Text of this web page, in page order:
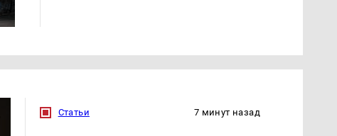
Статьи 7 минут назад